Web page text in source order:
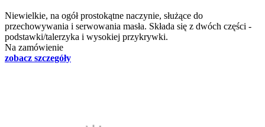
Niewielkie, na ogół prostokątne naczynie, służące do
przechowywania i serwowania masła. Składa się z dwóch części -
podstawki/talerzyka i wysokiej przykrywki.
Na zamówienie
zobacz szczegóły